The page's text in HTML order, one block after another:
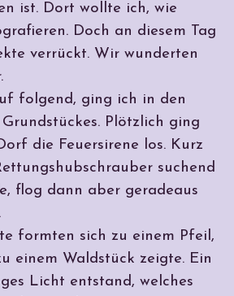
ist. Dort wollte ich, wie
Doch an diesem Tag
verrückt. Wir wunderten
folgend, ging ich in den
Plötzlich ging
die Feuersirene los. Kurz
suchend
flog dann aber geradeaus
formten sich zu einem Pfeil,
einem Waldstück zeigte. Ein
Licht entstand, welches